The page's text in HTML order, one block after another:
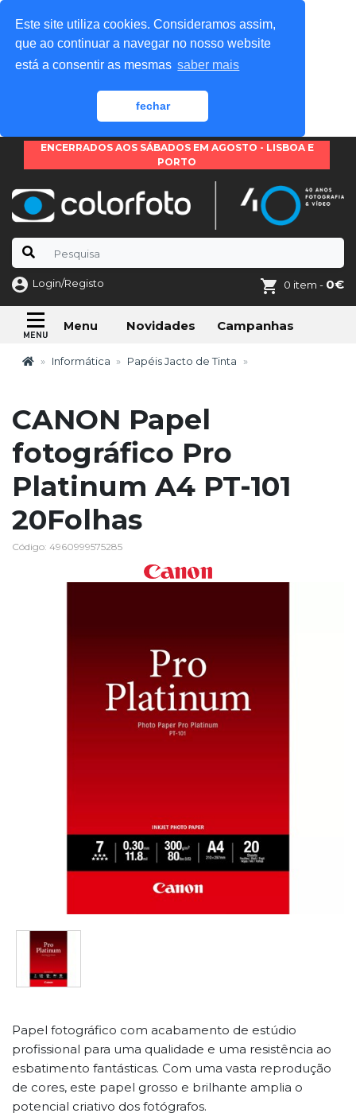
Este site utiliza cookies. Consideramos assim,
que ao continuar a navegar no nosso website
está a consentir as mesmas saber mais
fechar
ENCERRADOS AOS SÁBADOS EM AGOSTO - LISBOA E
PORTO
Login/Registo 0 item - 0€
Menu Novidades Campanhas
Informática Papéis Jacto de Tinta
CANON Papel
fotográfico Pro
Platinum A4 PT-101
20Folhas
Código: 4960999575285
Papel fotográfico com acabamento de estúdio
profissional para uma qualidade e uma resistência ao
esbatimento fantásticas. Com uma vasta reprodução
de cores, este papel grosso e brilhante amplia o
potencial criativo dos fotógrafos.